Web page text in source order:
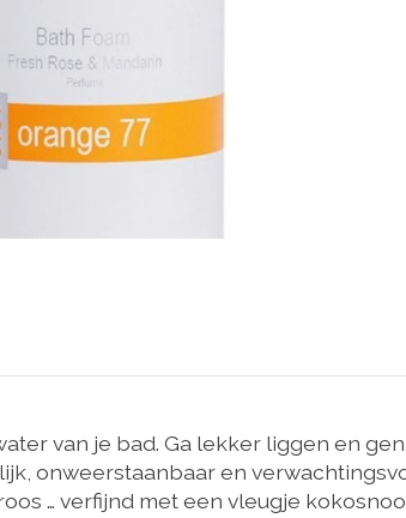
van je bad. Ga lekker liggen en
onweerstaanbaar en
… verfijnd met een vleugje